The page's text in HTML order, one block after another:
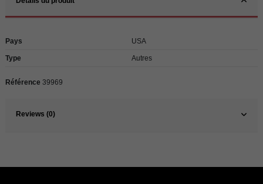
Pays USA
Type Autres
Référence 39969
Reviews (0)